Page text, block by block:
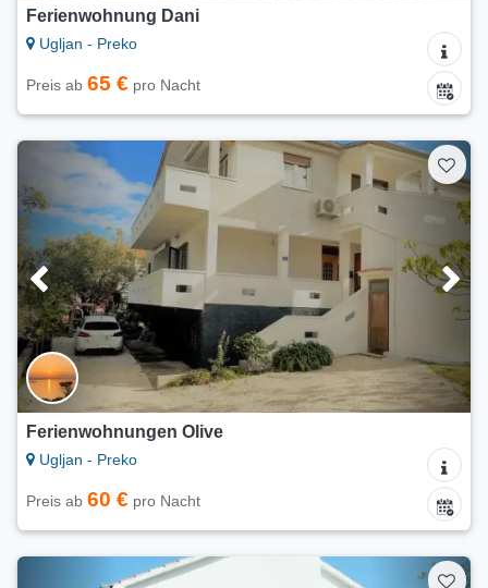
Ferienwohnung Dani
Ugljan - Preko
Preis ab 65 € pro Nacht
Ferienwohnungen Olive
Ugljan - Preko
Preis ab 60 € pro Nacht